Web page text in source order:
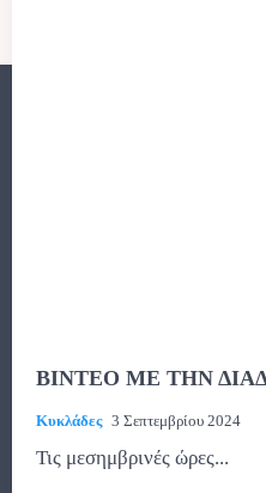
ΒΙΝΤΕΟ ΜΕ ΤΗΝ
Κυκλάδες 3 Σεπτεμβρίου 2024
Τις μεσημβρινές ώρες...